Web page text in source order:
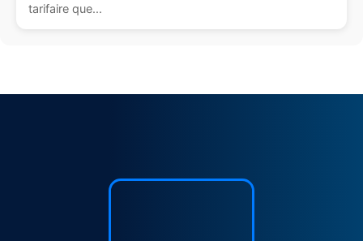
tarifaire que...